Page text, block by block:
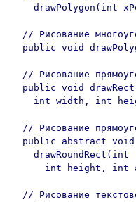
drawPolygon(int
// Рисование
public void
// Рисование
public void
int width, int
// Рисование
  public abstract void
drawRoundRect(int
int height, int
// Рисование